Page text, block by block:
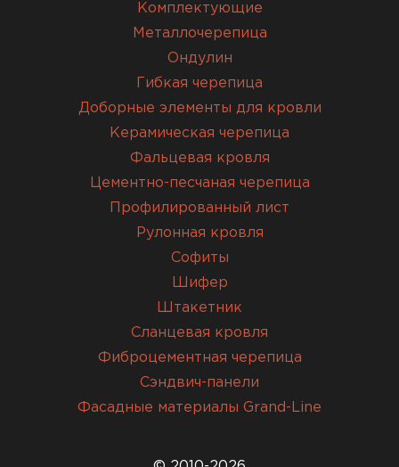
Комплектующие
Металлочерепица
Ондулин
Гибкая черепица
Доборные элементы для кровли
Керамическая черепица
Фальцевая кровля
Цементно-песчаная черепица
Профилированный лист
Рулонная кровля
Софиты
Шифер
Штакетник
Сланцевая кровля
Фиброцементная черепица
Сэндвич-панели
Фасадные материалы Grand-Line